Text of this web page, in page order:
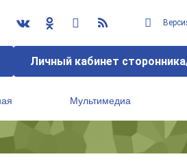
Личный кабинет
Мультимедиа